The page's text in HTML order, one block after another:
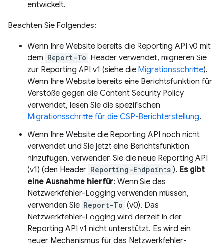
entwickelt.
Beachten Sie Folgendes:
Wenn Ihre Website bereits die Reporting API v0 mit
dem Report-To Header verwendet, migrieren Sie
zur Reporting API v1 (siehe die Migrationsschritte).
Wenn Ihre Website bereits eine Berichtsfunktion für
Verstöße gegen die Content Security Policy
verwendet, lesen Sie die spezifischen
Migrationsschritte für die CSP-Berichterstellung.
Wenn Ihre Website die Reporting API noch nicht
verwendet und Sie jetzt eine Berichtsfunktion
hinzufügen, verwenden Sie die neue Reporting API
(v1) (den Header Reporting-Endpoints ). Es gibt
eine Ausnahme hierfür: Wenn Sie das
Netzwerkfehler-Logging verwenden müssen,
verwenden Sie Report-To (v0). Das
Netzwerkfehler-Logging wird derzeit in der
Reporting API v1 nicht unterstützt. Es wird ein
neuer Mechanismus für das Netzwerkfehler-